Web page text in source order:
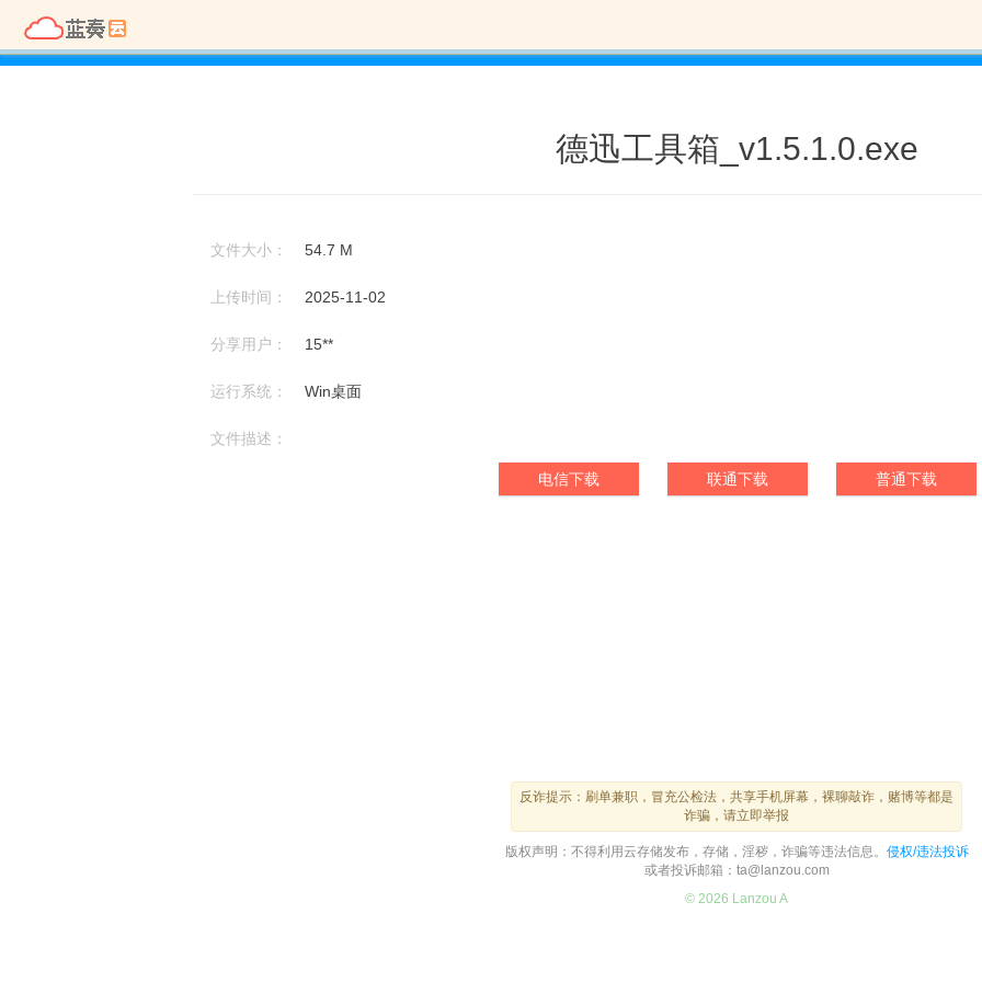
德迅工具箱_v1.5.1.0.exe
文件大小： 54.7 M
上传时间： 2025-11-02
分享用户： 15**
运行系统： Win桌面
文件描述：
反诈提示：刷单兼职，冒充公检法，共享手机屏幕，裸聊敲诈，赌博等都是
诈骗，请立即举报
版权声明：不得利用云存储发布，存储，淫秽，诈骗等违法信息。 侵权/违法投诉
或者投诉邮箱：ta@lanzou.com
© 2026 Lanzou A